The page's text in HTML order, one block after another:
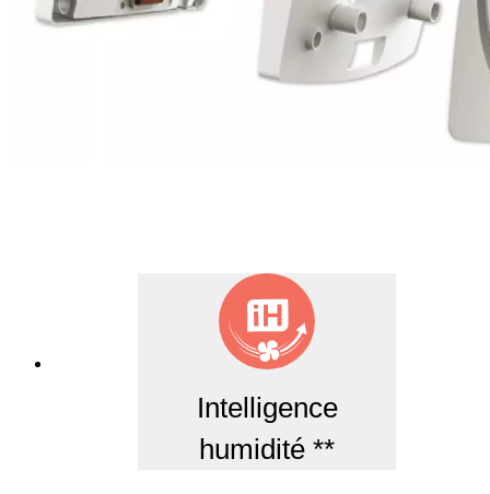
Intelligence
humidité **